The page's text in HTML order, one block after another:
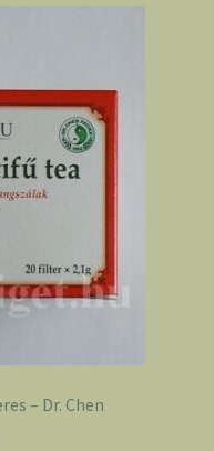
– Dr. Chen